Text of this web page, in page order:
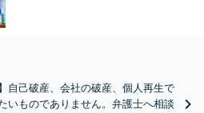
自己破産、会社の破産、個人再生で
いものでありません。弁護士へ相談